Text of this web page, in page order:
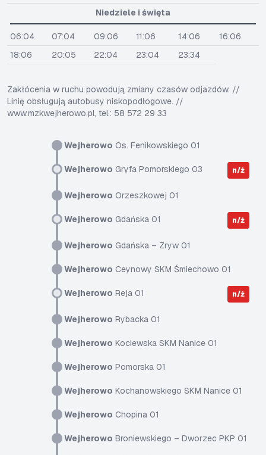
Wejherowo Os. Fenikowskiego 01
Wejherowo Gryfa Pomorskiego 03 n/ż
Wejherowo Orzeszkowej 01
Wejherowo Gdańska 01 n/ż
Wejherowo Gdańska – Zryw 01
Wejherowo Ceynowy SKM Śmiechowo 01
Wejherowo Reja 01 n/ż
Wejherowo Rybacka 01
Wejherowo Kociewska SKM Nanice 01
Wejherowo Pomorska 01
Wejherowo Kochanowskiego SKM Nanice 01
Wejherowo Chopina 01
Wejherowo Broniewskiego – Dworzec PKP 01
Niedziele i święta
06:04 07:04 09:06 11:06 14:06
16:06
18:06
20:05 22:04 23:04 23:34
Zakłócenia w ruchu powodują zmiany czasów odjazdów. //
Linię obsługują autobusy niskopodłogowe. //
www.mzkwejherowo.pl, tel.: 58 572 29 33